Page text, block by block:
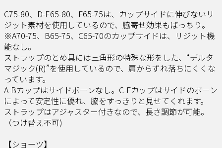
C75-80、D-E65-80、F65-75は、カップサイドに伸びないリ
ジット素材を使用しているので、脇寄せ効果もばっちり。
※A70-75、B65-75、C65-70のカップサイドは、リジット機
能なし。
ストラップのとめ具には三角形の特殊な形をした、“デルタ
マジック(R)”を使用しているので、肩からずれ落ちにくくな
っています。
A-Bカップはサイドボーンなし。C-Fカップはサイドのボーン
によって安定性に優れ、脇をすっきりと見せてくれます。
ストラップはアジャスター付きなので、長さ調節が可能。
（つけ替え不可)
【ショーツ】